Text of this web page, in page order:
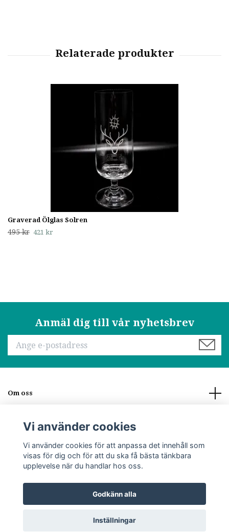
Graverad Ölglas Solren
495 kr 421 kr
Anmäl dig till vår nyhetsbrev
Om oss
Sociala medier
© 2026 Stoor of Lappland
Vi använder cookies
Vi använder cookies för att anpassa det innehåll som
visas för dig och för att du ska få bästa tänkbara
upplevelse när du handlar hos oss.
Godkänn alla
Inställningar